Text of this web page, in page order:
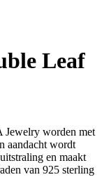
Leaf
Jewelry worden met
aandacht wordt
en maakt
van 925 sterling